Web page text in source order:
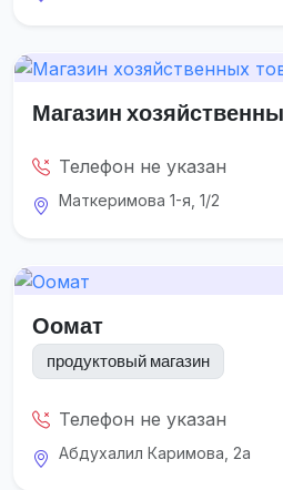
Магазин
Телефон не указан
Маткеримова 1-я, 1/2
Оомат
продуктовый магазин
Телефон не указан
Абдухалил Каримова, 2а